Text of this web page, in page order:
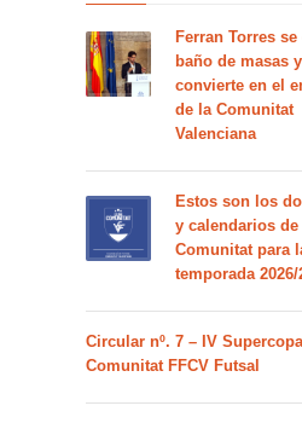
Ferran Torres
baño de masas
convierte en el
de la Comunitat
Valenciana
Estos son los
y calendarios
Comunitat para
temporada 2026/
Circular nº. 7 – IV Supercopa
Comunitat FFCV Futsal